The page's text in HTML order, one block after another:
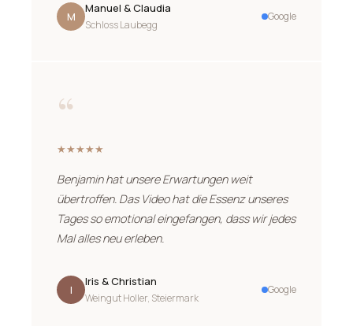
M
Manuel & Claudia
Schloss Laubegg
Google
“
★★★★★
Benjamin hat unsere Erwartungen weit
übertroffen. Das Video hat die Essenz unseres
Tages so emotional eingefangen, dass wir jedes
Mal alles neu erleben.
I
Iris & Christian
Weingut Holler, Steiermark
Google